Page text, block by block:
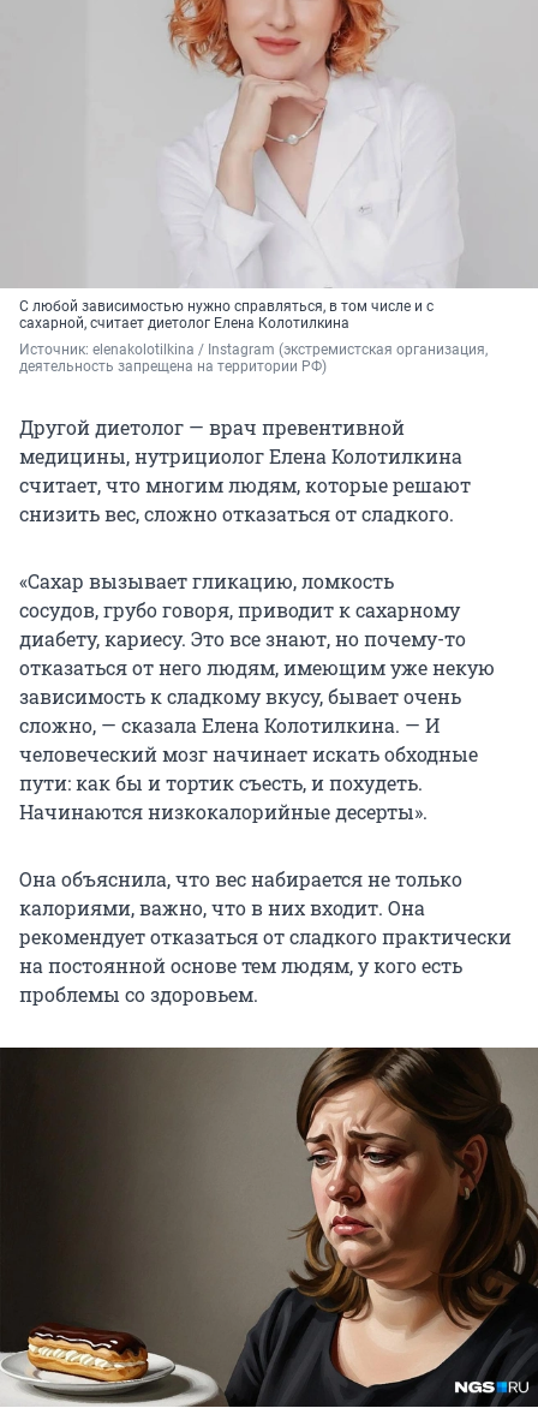
С любой зависимостью нужно справляться, в том числе и с
сахарной, считает диетолог Елена Колотилкина
Источник: elenakolotilkina / Instagram (экстремистская организация,
деятельность запрещена на территории РФ)
Другой диетолог — врач превентивной
медицины, нутрициолог Елена Колотилкина
считает, что многим людям, которые решают
снизить вес, сложно отказаться от сладкого.
«Сахар вызывает гликацию, ломкость
сосудов, грубо говоря, приводит к сахарному
диабету, кариесу. Это все знают, но почему-то
отказаться от него людям, имеющим уже некую
зависимость к сладкому вкусу, бывает очень
сложно, — сказала Елена Колотилкина. — И
человеческий мозг начинает искать обходные
пути: как бы и тортик съесть, и похудеть.
Начинаются низкокалорийные десерты».
Она объяснила, что вес набирается не только
калориями, важно, что в них входит. Она
рекомендует отказаться от сладкого практически
на постоянной основе тем людям, у кого есть
проблемы со здоровьем.